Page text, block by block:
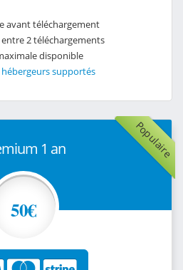
avant téléchargement
2 téléchargements
disponible
hébergeurs supportés
Populaire
1 an
50€